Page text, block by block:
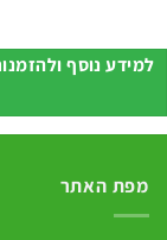
למידע נוסף
מפת האתר